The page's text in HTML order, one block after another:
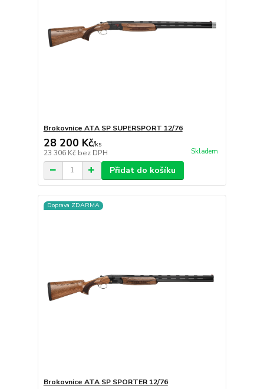
Brokovnice ATA SP SUPERSPORT 12/76
28 200 Kč/ks
23 306 Kč bez DPH Skladem
Přidat do košíku
Doprava ZDARMA
Brokovnice ATA SP SPORTER 12/76